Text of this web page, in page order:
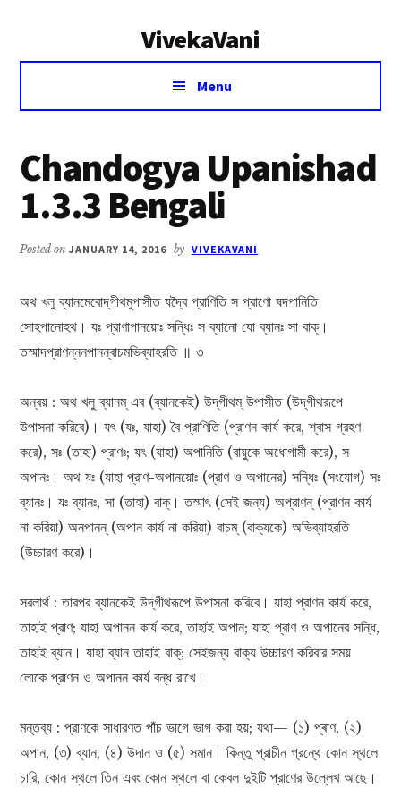
VivekaVani
Voice
Vivekananda
Menu
Chandogya Upanishad
1.3.3 Bengali
Posted onJANUARY 14, 2016 by VIVEKAVANI
অথ খলু ব্যানমেবোদ্‌গীথমুপাসীত যদ্বৈ প্রাণিতি স প্রাণো ষদপানিতি
সোহপানোহথ। যঃ প্রাণাপানয়োঃ সন্ধিঃ স ব্যানো যো ব্যানঃ সা বাক্।
তস্মাদপ্রাণন্ননপানন্বাচমভিব্যাহরতি ॥ ৩
অন্বয় : অথ খলু ব্যানম্ এব (ব্যানকেই) উদ্‌গীথম্ উপাসীত (উদ্‌গীথরূপে
উপাসনা করিবে)। যৎ (যঃ, যাহা) বৈ প্রাণিতি (প্রাণন কার্য করে, শ্বাস গ্রহণ
করে), সঃ (তাহা) প্রাণঃ; যৎ (যাহা) অপানিতি (বায়ুকে অধোগামী করে), স
অপানঃ। অথ যঃ (যাহা প্রাণ-অপানয়োঃ (প্রাণ ও অপানের) সন্ধিঃ (সংযোগ) সঃ
ব্যানঃ। যঃ ব্যানঃ, সা (তাহা) বাক্। তস্মাৎ (সেই জন্য) অপ্রাণন্ (প্রাণন কার্য
না করিয়া) অনপানন্ (অপান কার্য না করিয়া) বাচম্ (বাক্যকে) অভিব্যাহরতি
(উচ্চারণ করে)।
সরলার্থ : তারপর ব্যানকেই উদ্‌গীথরূপে উপাসনা করিবে। যাহা প্রাণন কার্য করে,
তাহাই প্রাণ; যাহা অপানন কার্য করে, তাহাই অপান; যাহা প্রাণ ও অপানের সন্ধি,
তাহাই ব্যান। যাহা ব্যান তাহাই বাক্; সেইজন্য বাক্য উচ্চারণ করিবার সময়
লোকে প্রাণন ও অপানন কার্য বন্ধ রাখে।
মন্তব্য : প্রাণকে সাধারণত পাঁচ ভাগে ভাগ করা হয়; যথা— (১) প্ৰাণ, (২)
অপান, (৩) ব্যান, (৪) উদান ও (৫) সমান। কিন্তু প্রাচীন গ্রন্থে কোন স্থলে
চারি, কোন স্থলে তিন এবং কোন স্থলে বা কেবল দুইটি প্রাণের উল্লেখ আছে।